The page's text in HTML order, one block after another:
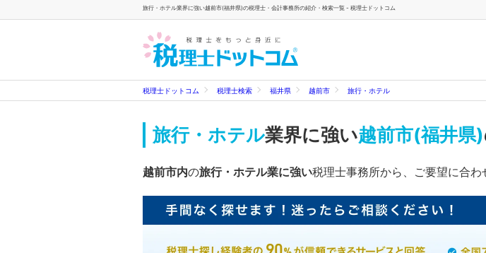
旅行・ホテル業界に強い越前市(福井県)の税理士・会計事務所の紹介・検索一覧 - 税理士ドットコム
税理士ドットコム 税理士検索 福井県 越前市 旅行・ホテル
旅行・ホテル業界に強い越前市(福井県)
越前市内の旅行・ホテル業に強い税理士事務所から、ご要望に合わ